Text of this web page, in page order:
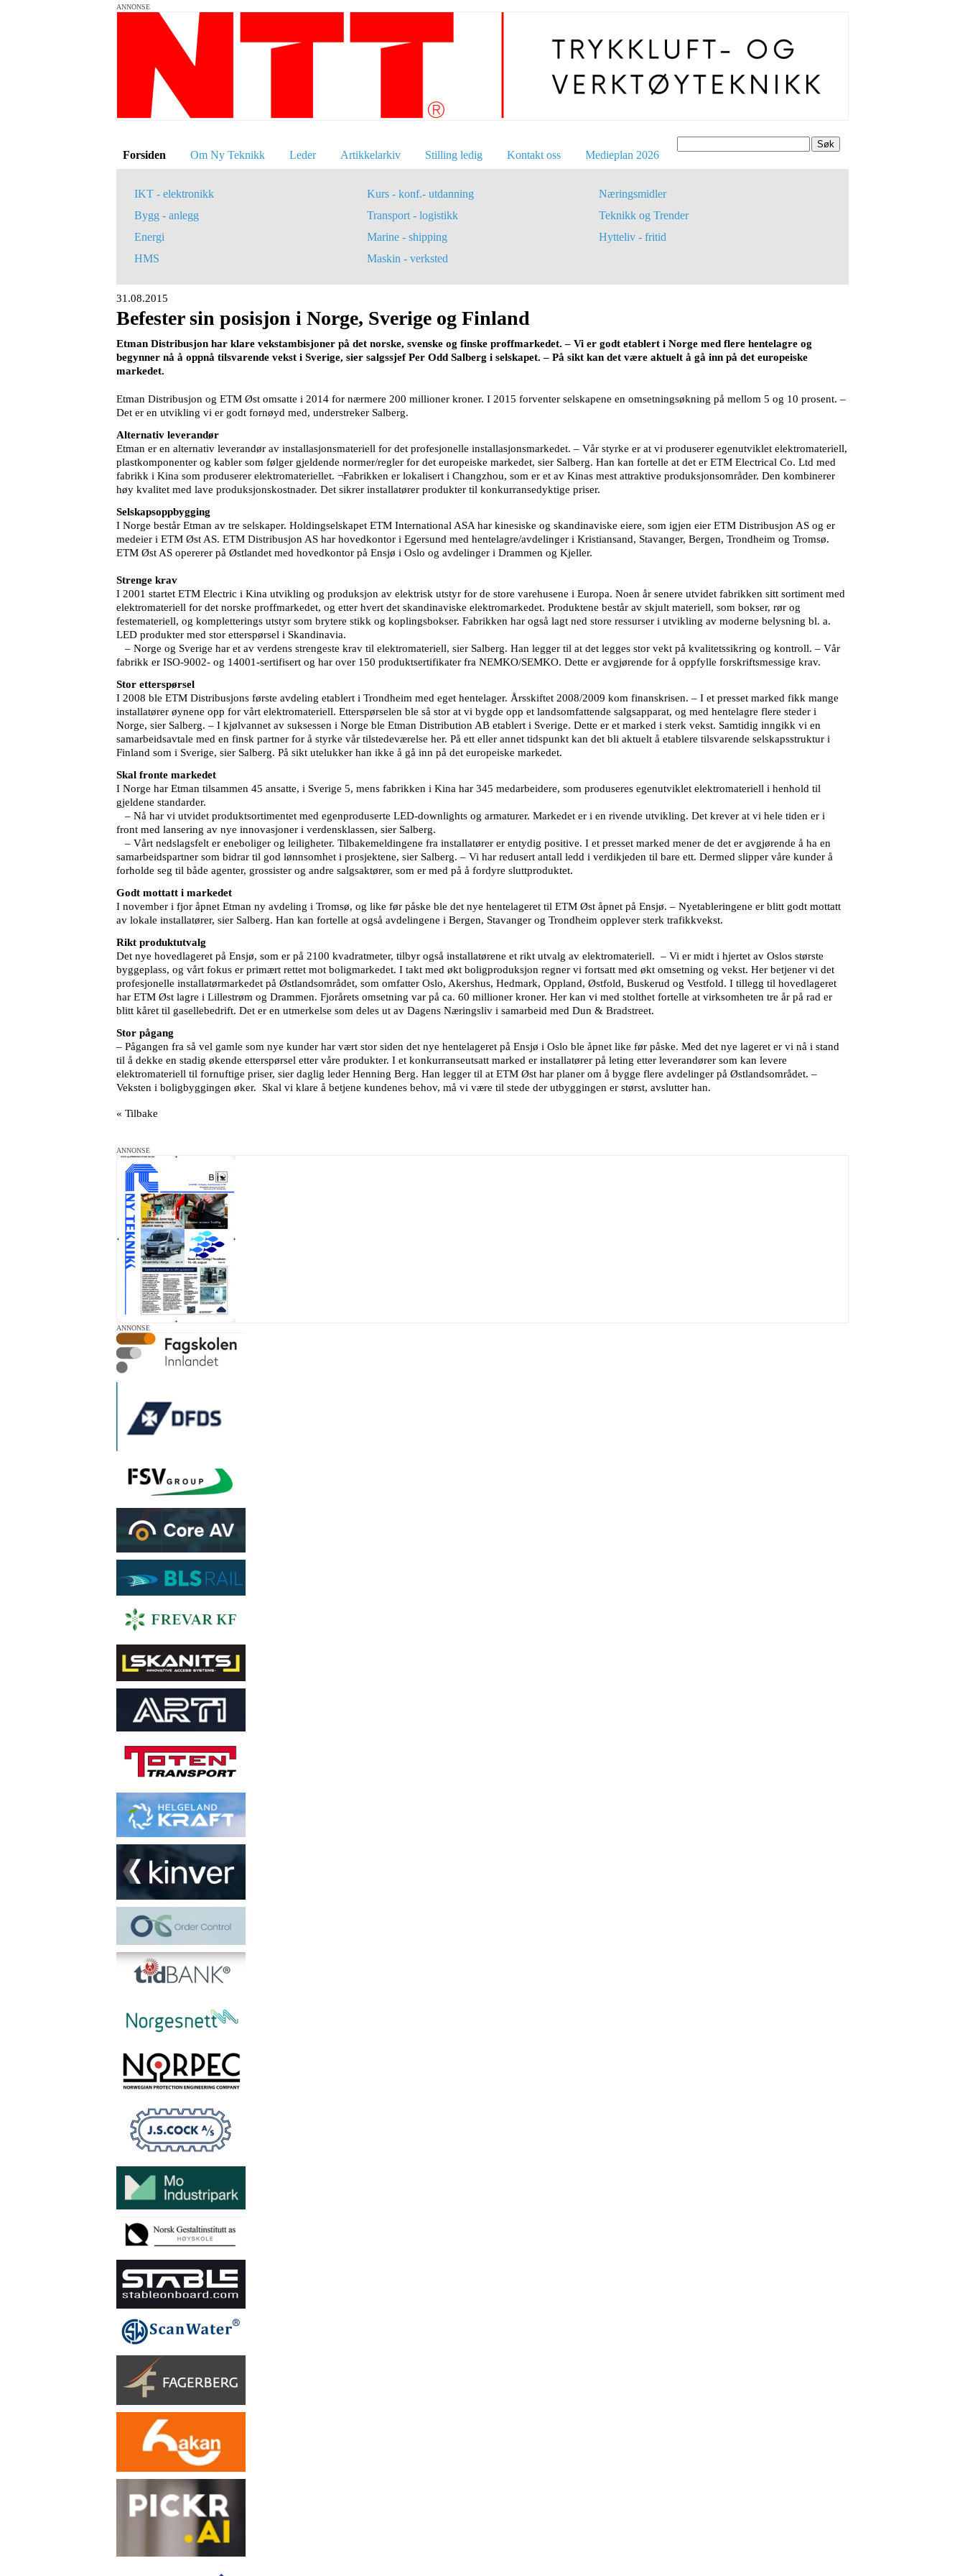
ANNONSE
Søk
Forsiden Om Ny Teknikk Leder Artikkelarkiv Stilling ledig Kontakt oss Medieplan 2026
IKT - elektronikk
Bygg - anlegg
Energi
HMS
Kurs - konf.- utdanning
Transport - logistikk
Marine - shipping
Maskin - verksted
Næringsmidler
Teknikk og Trender
Hytteliv - fritid
31.08.2015
Befester sin posisjon i Norge, Sverige og Finland
Etman Distribusjon har klare vekstambisjoner på det norske, svenske og finske proffmarkedet. – Vi er godt etablert i Norge med flere hentelagre og
begynner nå å oppnå tilsvarende vekst i Sverige, sier salgssjef Per Odd Salberg i selskapet. – På sikt kan det være aktuelt å gå inn på det europeiske
markedet.
Etman Distribusjon og ETM Øst omsatte i 2014 for nærmere 200 millioner kroner. I 2015 forventer selskapene en omsetningsøkning på mellom 5 og 10 prosent. –
Det er en utvikling vi er godt fornøyd med, understreker Salberg.
Alternativ leverandør
Etman er en alternativ leverandør av installasjonsmateriell for det profesjonelle installasjonsmarkedet. – Vår styrke er at vi produserer egenutviklet elektromateriell,
plastkomponenter og kabler som følger gjeldende normer/regler for det europeiske markedet, sier Salberg. Han kan fortelle at det er ETM Electrical Co. Ltd med
fabrikk i Kina som produserer elektromateriellet. ¬Fabrikken er lokalisert i Changzhou, som er et av Kinas mest attraktive produksjonsområder. Den kombinerer
høy kvalitet med lave produksjonskostnader. Det sikrer installatører produkter til konkurransedyktige priser.
Selskapsoppbygging
I Norge består Etman av tre selskaper. Holdingselskapet ETM International ASA har kinesiske og skandinaviske eiere, som igjen eier ETM Distribusjon AS og er
medeier i ETM Øst AS. ETM Distribusjon AS har hovedkontor i Egersund med hentelagre/avdelinger i Kristiansand, Stavanger, Bergen, Trondheim og Tromsø.
ETM Øst AS opererer på Østlandet med hovedkontor på Ensjø i Oslo og avdelinger i Drammen og Kjeller.
Strenge krav
I 2001 startet ETM Electric i Kina utvikling og produksjon av elektrisk utstyr for de store varehusene i Europa. Noen år senere utvidet fabrikken sitt sortiment med
elektromateriell for det norske proffmarkedet, og etter hvert det skandinaviske elektromarkedet. Produktene består av skjult materiell, som bokser, rør og
festemateriell, og kompletterings utstyr som brytere stikk og koplingsbokser. Fabrikken har også lagt ned store ressurser i utvikling av moderne belysning bl. a.
LED produkter med stor etterspørsel i Skandinavia.
– Norge og Sverige har et av verdens strengeste krav til elektromateriell, sier Salberg. Han legger til at det legges stor vekt på kvalitetssikring og kontroll. – Vår
fabrikk er ISO-9002- og 14001-sertifisert og har over 150 produktsertifikater fra NEMKO/SEMKO. Dette er avgjørende for å oppfylle forskriftsmessige krav.
Stor etterspørsel
I 2008 ble ETM Distribusjons første avdeling etablert i Trondheim med eget hentelager. Årsskiftet 2008/2009 kom finanskrisen. – I et presset marked fikk mange
installatører øynene opp for vårt elektromateriell. Etterspørselen ble så stor at vi bygde opp et landsomfattende salgsapparat, og med hentelagre flere steder i
Norge, sier Salberg. – I kjølvannet av suksessen i Norge ble Etman Distribution AB etablert i Sverige. Dette er et marked i sterk vekst. Samtidig inngikk vi en
samarbeidsavtale med en finsk partner for å styrke vår tilstedeværelse her. På ett eller annet tidspunkt kan det bli aktuelt å etablere tilsvarende selskapsstruktur i
Finland som i Sverige, sier Salberg. På sikt utelukker han ikke å gå inn på det europeiske markedet.
Skal fronte markedet
I Norge har Etman tilsammen 45 ansatte, i Sverige 5, mens fabrikken i Kina har 345 medarbeidere, som produseres egenutviklet elektromateriell i henhold til
gjeldene standarder.
– Nå har vi utvidet produktsortimentet med egenproduserte LED-downlights og armaturer. Markedet er i en rivende utvikling. Det krever at vi hele tiden er i
front med lansering av nye innovasjoner i verdensklassen, sier Salberg.
– Vårt nedslagsfelt er eneboliger og leiligheter. Tilbakemeldingene fra installatører er entydig positive. I et presset marked mener de det er avgjørende å ha en
samarbeidspartner som bidrar til god lønnsomhet i prosjektene, sier Salberg. – Vi har redusert antall ledd i verdikjeden til bare ett. Dermed slipper våre kunder å
forholde seg til både agenter, grossister og andre salgsaktører, som er med på å fordyre sluttproduktet.
Godt mottatt i markedet
I november i fjor åpnet Etman ny avdeling i Tromsø, og like før påske ble det nye hentelageret til ETM Øst åpnet på Ensjø. – Nyetableringene er blitt godt mottatt
av lokale installatører, sier Salberg. Han kan fortelle at også avdelingene i Bergen, Stavanger og Trondheim opplever sterk trafikkvekst.
Rikt produktutvalg
Det nye hovedlageret på Ensjø, som er på 2100 kvadratmeter, tilbyr også installatørene et rikt utvalg av elektromateriell. – Vi er midt i hjertet av Oslos største
byggeplass, og vårt fokus er primært rettet mot boligmarkedet. I takt med økt boligproduksjon regner vi fortsatt med økt omsetning og vekst. Her betjener vi det
profesjonelle installatørmarkedet på Østlandsområdet, som omfatter Oslo, Akershus, Hedmark, Oppland, Østfold, Buskerud og Vestfold. I tillegg til hovedlageret
har ETM Øst lagre i Lillestrøm og Drammen. Fjorårets omsetning var på ca. 60 millioner kroner. Her kan vi med stolthet fortelle at virksomheten tre år på rad er
blitt kåret til gasellebedrift. Det er en utmerkelse som deles ut av Dagens Næringsliv i samarbeid med Dun & Bradstreet.
Stor pågang
– Pågangen fra så vel gamle som nye kunder har vært stor siden det nye hentelageret på Ensjø i Oslo ble åpnet like før påske. Med det nye lageret er vi nå i stand
til å dekke en stadig økende etterspørsel etter våre produkter. I et konkurranseutsatt marked er installatører på leting etter leverandører som kan levere
elektromateriell til fornuftige priser, sier daglig leder Henning Berg. Han legger til at ETM Øst har planer om å bygge flere avdelinger på Østlandsområdet. –
Veksten i boligbyggingen øker. Skal vi klare å betjene kundenes behov, må vi være til stede der utbyggingen er størst, avslutter han.
« Tilbake
ANNONSE
ANNONSE